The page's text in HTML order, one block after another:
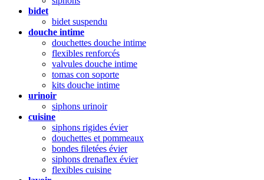
bidet
bidet suspendu
douche intime
douchettes douche intime
flexibles renforcés
valvules douche intime
tomas con soporte
kits douche intime
urinoir
siphons urinoir
cuisine
siphons rigides évier
douchettes et pommeaux
bondes filetées évier
siphons drenaflex évier
flexibles cuisine